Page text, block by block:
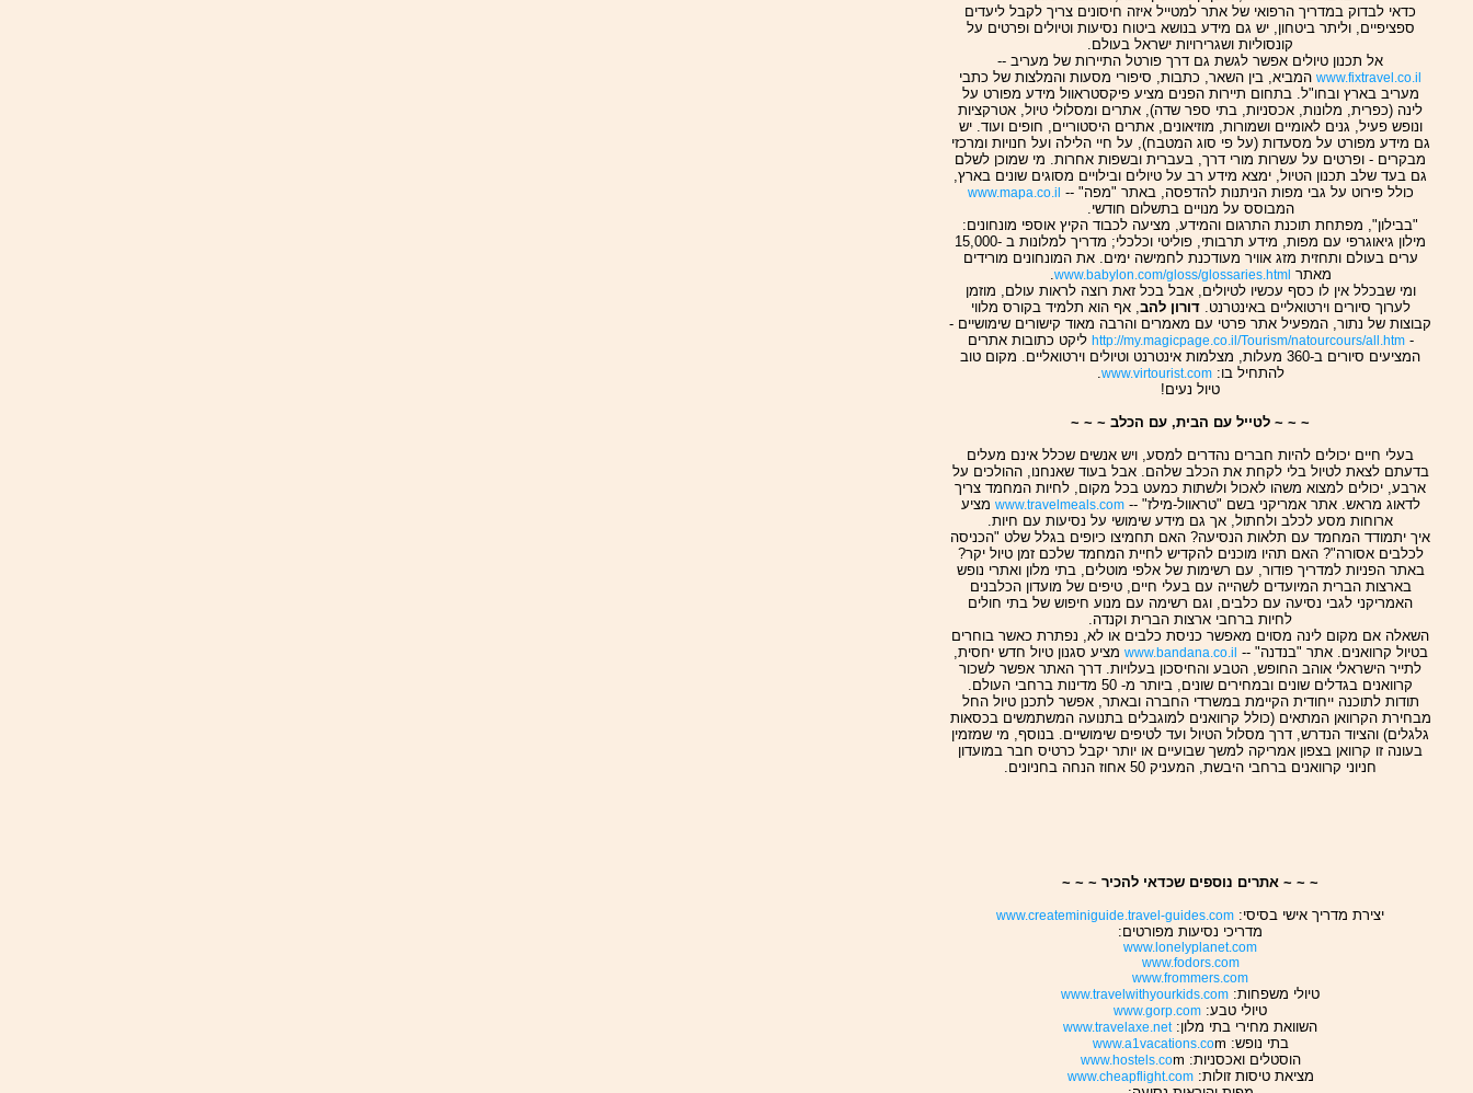
כדאי לבדוק במדריך הרפואי של אתר למטייל איזה חיסונים צריך לקבל ליעדים
ספציפיים, וליתר ביטחון, יש גם מידע בנושא ביטוח נסיעות וטיולים ופרטים על
קונסוליות ושגרירויות ישראל בעולם.
אל תכנון טיולים אפשר לגשת גם דרך פורטל התיירות של מעריב --
www.fixtravel.co.il המביא, בין השאר, כתבות, סיפורי מסעות והמלצות של כתבי
מעריב בארץ ובחו"ל. בתחום תיירות הפנים מציע פיקסטראוול מידע מפורט על
לינה (כפרית, מלונות, אכסניות, בתי ספר שדה), אתרים ומסלולי טיול, אטרקציות
ונופש פעיל, גנים לאומיים ושמורות, מוזיאונים, אתרים היסטוריים, חופים ועוד. יש
גם מידע מפורט על מסעדות (על פי סוג המטבח), על חיי הלילה ועל חנויות ומרכזי
מבקרים - ופרטים על עשרות מורי דרך, בעברית ובשפות אחרות. מי שמוכן לשלם
גם בעד שלב תכנון הטיול, ימצא מידע רב על טיולים ובילויים מסוגים שונים בארץ,
כולל פירוט על גבי מפות הניתנות להדפסה, באתר "מפה" -- www.mapa.co.il
המבוסס על מנויים בתשלום חודשי.
"בבילון", מפתחת תוכנת התרגום והמידע, מציעה לכבוד הקיץ אוספי מונחונים:
מילון גיאוגרפי עם מפות, מידע תרבותי, פוליטי וכלכלי; מדריך למלונות ב -15,000
ערים בעולם ותחזית מזג אוויר מעודכנת לחמישה ימים. את המונחונים מורידים
מאתר www.babylon.com/gloss/glossaries.html
.
ומי שבכלל אין לו כסף עכשיו לטיולים, אבל בכל זאת רוצה לראות עולם, מוזמן
לערוך סיורים וירטואליים באינטרנט.דורון להב, אף הוא תלמיד בקורס מלווי
קבוצות של נתור, המפעיל אתר פרטי עם מאמרים והרבה מאוד קישורים שימושיים -
-
http://my.magicpage.co.il/Tourism/natourcours/all.htm ליקט כתובות אתרים
המציעים סיורים ב-360 מעלות, מצלמות אינטרנט וטיולים וירטואליים. מקום טוב
להתחיל בו:www.virtourist.com
.
טיול נעים!
~ ~ ~ לטייל עם הבית, עם הכלב ~ ~ ~
בעלי חיים יכולים להיות חברים נהדרים למסע, ויש אנשים שכלל אינם מעלים
בדעתם לצאת לטיול בלי לקחת את הכלב שלהם. אבל בעוד שאנחנו, ההולכים על
ארבע, יכולים למצוא משהו לאכול ולשתות כמעט בכל מקום, לחיות המחמד צריך
לדאוג מראש. אתר אמריקני בשם "טראוול-מילז" --www.travelmeals.com מציע
ארוחות מסע לכלב ולחתול, אך גם מידע שימושי על נסיעות עם חיות.
איך יתמודד המחמד עם תלאות הנסיעה? האם תחמיצו כיופים בגלל שלט "הכניסה
לכלבים אסורה"? האם תהיו מוכנים להקדיש לחיית המחמד שלכם זמן טיול יקר?
באתר הפניות למדריך פודור, עם רשימות של אלפי מוטלים, בתי מלון ואתרי נופש
בארצות הברית המיועדים לשהייה עם בעלי חיים, טיפים של מועדון הכלבנים
האמריקני לגבי נסיעה עם כלבים, וגם רשימה עם מנוע חיפוש של בתי חולים
לחיות ברחבי ארצות הברית וקנדה.
השאלה אם מקום לינה מסוים מאפשר כניסת כלבים או לא, נפתרת כאשר בוחרים
בטיול קרוואנים. אתר "בנדנה" -- www.bandana.co.il מציע סגנון טיול חדש יחסית,
לתייר הישראלי אוהב החופש, הטבע והחיסכון בעלויות. דרך האתר אפשר לשכור
קרוואנים בגדלים שונים ובמחירים שונים, ביותר מ- 50 מדינות ברחבי העולם.
תודות לתוכנה ייחודית הקיימת במשרדי החברה ובאתר, אפשר לתכנן טיול החל
מבחירת הקרוואן המתאים (כולל קרוואנים למוגבלים בתנועה המשתמשים בכסאות
גלגלים) והציוד הנדרש, דרך מסלול הטיול ועד לטיפים שימושיים. בנוסף, מי שמזמין
בעונה זו קרוואן בצפון אמריקה למשך שבועיים או יותר יקבל כרטיס חבר במועדון
חניוני קרוואנים ברחבי היבשת, המעניק 50 אחוז הנחה בחניונים.
~ ~ ~ אתרים נוספים שכדאי להכיר ~ ~ ~
יצירת מדריך אישי בסיסי: www.createminiguide.travel-guides.com
מדריכי נסיעות מפורטים:
www.lonelyplanet.com
www.fodors.com
www.frommers.com
טיולי משפחות: www.travelwithyourkids.com
טיולי טבע: www.gorp.com
השוואת מחירי בתי מלון:www.travelaxe.net
בתי נופש: www.a1vacations.com
הוסטלים ואכסניות:
www.hostels.com
מציאת טיסות זולות:www.cheapflight.com